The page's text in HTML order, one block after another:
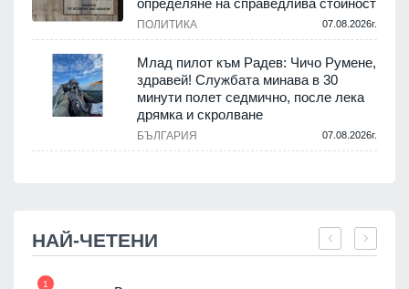
определяне на справедлива стойност
ПОЛИТИКА 07.08.2026г.
Млад пилот към Радев: Чичо Румене,
здравей! Службата минава в 30
минути полет седмично, после лека
дрямка и скролване
БЪЛГАРИЯ 07.08.2026г.
НАЙ-ЧЕТЕНИ
1